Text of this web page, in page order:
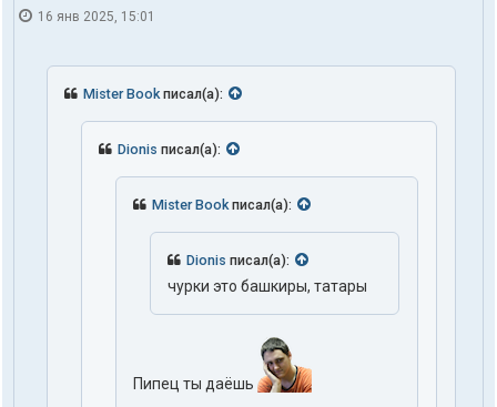
16 янв 2025, 15:01
Mister Book писал(а):
Dionis писал(а):
Mister Book писал(а):
Dionis писал(а):
чурки это башкиры, татары
Пипец ты даёшь